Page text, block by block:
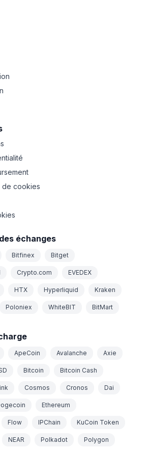
de cookies
échanges
Bitfinex Bitget
Crypto.com EVEDEX
HTX Hyperliquid Kraken
Poloniex WhiteBIT BitMart
ApeCoin Avalanche Axie
Bitcoin Bitcoin Cash
Cosmos Cronos Dai
Ethereum
Flow IPChain KuCoin Token
NEAR Polkadot Polygon